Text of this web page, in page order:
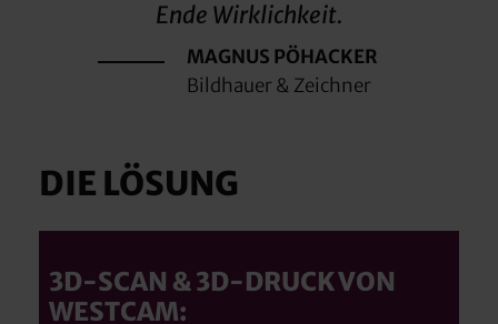
Ende Wirklichkeit.
MAGNUS PÖHACKER
Bildhauer & Zeichner
DIE LÖSUNG
3D-SCAN & 3D-DRUCK VON
WESTCAM: